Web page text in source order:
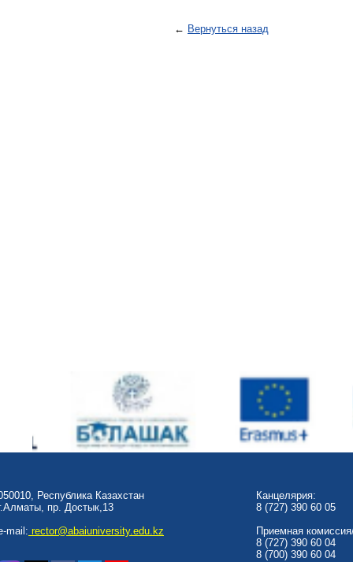
← Вернуться назад
Республика Казахстан
пр. Достык,13
mail: rector@abaiuniversity.edu.kz
Канцелярия:
8 (727) 390 60 05
Приемная
8 (727) 390 60 04
8 (700) 390 60 04